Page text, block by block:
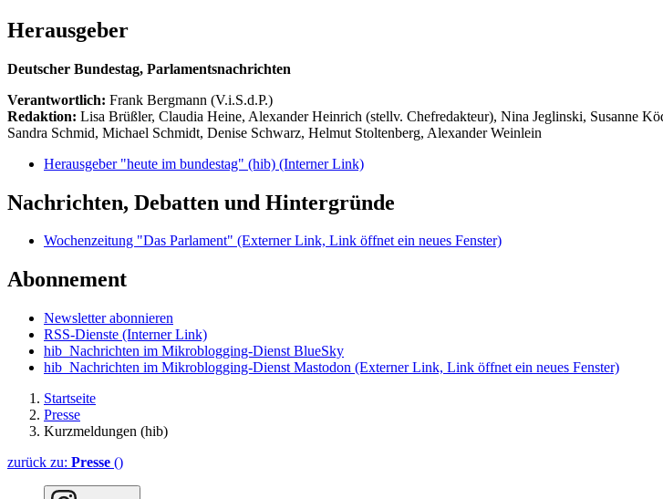
Herausgeber
Deutscher Bundestag, Parlamentsnachrichten
Verantwortlich: Frank Bergmann (V.i.S.d.P.)
Redaktion: Lisa Brüßler, Claudia Heine, Alexander Heinrich (stellv. Chefredakteur), Nina Jeglinski, Susanne
Sandra Schmid, Michael Schmidt, Denise Schwarz, Helmut Stoltenberg, Alexander Weinlein
Herausgeber "heute im bundestag" (hib) (Interner Link)
Nachrichten, Debatten und Hintergründe
Wochenzeitung "Das Parlament" (Externer Link, Link öffnet ein neues Fenster)
Abonnement
Newsletter abonnieren
RSS-Dienste (Interner Link)
hib_Nachrichten im Mikroblogging-Dienst BlueSky
hib_Nachrichten im Mikroblogging-Dienst Mastodon (Externer Link, Link öffnet ein neues Fenster)
Startseite
Presse
Kurzmeldungen (hib)
zurück zu: Presse ()